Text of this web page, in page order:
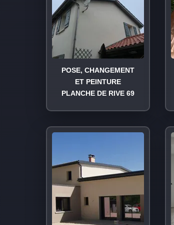
POSE, CHANGEMENT
ET PEINTURE
PLANCHE DE RIVE 69